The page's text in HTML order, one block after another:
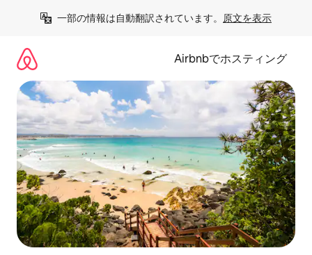
一部の情報は自動翻訳されています。 原文を表示
Airbnbでホスティング